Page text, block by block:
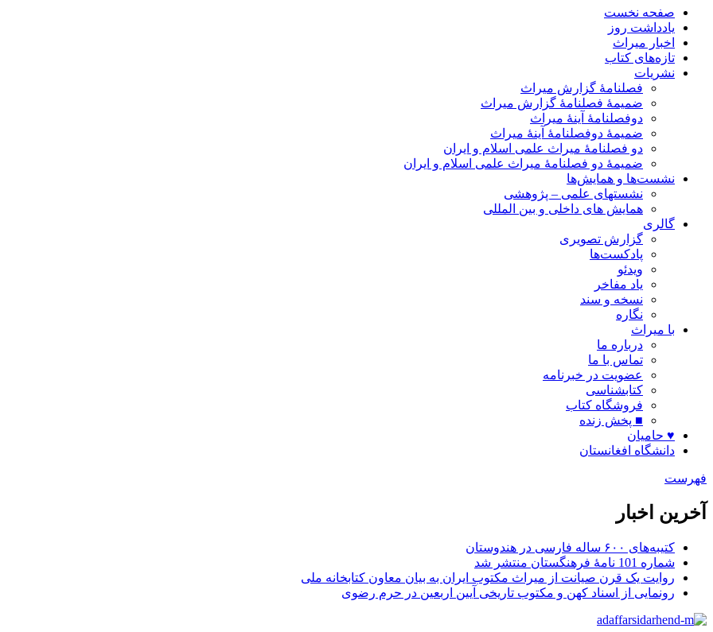
صفحه نخست
یادداشت روز
اخبار میراث
تازه‌های کتاب
نشریات
فصلنامۀ گزارش میراث
ضمیمۀ فصلنامۀ گزارش میراث
دوفصلنامۀ آینۀ میراث
ضمیمۀ دوفصلنامۀ آینۀ میراث
دو فصلنامۀ میراث علمی اسلام و ایران
ضمیمۀ دو فصلنامۀ میراث علمی اسلام و ایران
نشست‌ها و همایش‌ها
نشستهای علمی – پژوهشی
همایش های داخلی و بین المللی
گالری
گزارش تصویری
پادکست‌ها
ویدئو
یاد مفاخر
نسخه و سند
نگاره
با میراث
درباره ما
تماس با ما
عضویت در خبرنامه
کتابشناسی
فروشگاه کتاب
■ پخش زنده
♥ حامیان
دانشگاه افغانستان
فهرست
آخرین اخبار
کتیبه‌های ۶۰۰ ساله فارسی در هندوستان
شماره 101 نامۀ فرهنگستان منتشر شد
روایت یک قرن صیانت از میراث مکتوب ایران به بیان معاون کتابخانه ملی
رونمایی از اسناد کهن و مکتوب تاریخی آیین اربعین در حرم رضوی